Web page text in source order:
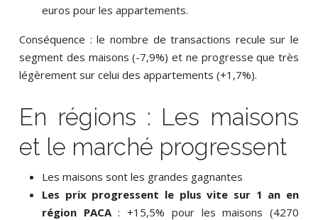
euros pour les appartements.
Conséquence : le nombre de transactions recule sur le
segment des maisons (-7,9%) et ne progresse que très
légèrement sur celui des appartements (+1,7%).
En régions : Les maisons
et le marché progressent
Les maisons sont les grandes gagnantes
Les prix progressent le plus vite sur 1 an en
région PACA: +15,5% pour les maisons (4270